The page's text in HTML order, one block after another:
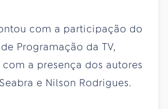
com a participação do
Programação da TV,
com a presença dos autores
e Nilson Rodrigues.